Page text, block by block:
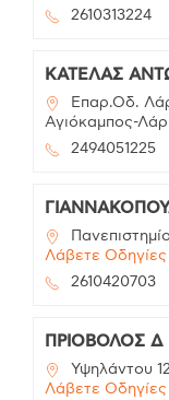
2610313224
ΚΑΤΕΛΑΣ
Επαρ.Οδ.
Αγιόκαμπος-
2494051225
Λάβετε Οδηγίες
2610420703
ΠΡΙΟΒΟΛΟΣ Δ
Υψηλάντου
Λάβετε Οδηγίες